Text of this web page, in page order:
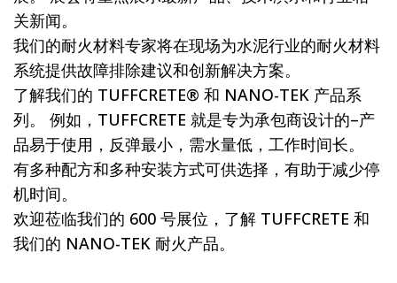
关新闻。
我们的耐火材料专家将在现场为水泥行业的耐火材料
系统提供故障排除建议和创新解决方案。
了解我们的 TUFFCRETE® 和 NANO-TEK 产品系
列。 例如，TUFFCRETE 就是专为承包商设计的–产
品易于使用，反弹最小，需水量低，工作时间长。
有多种配方和多种安装方式可供选择，有助于减少停
机时间。
欢迎莅临我们的 600 号展位，了解 TUFFCRETE 和
我们的 NANO-TEK 耐火产品。